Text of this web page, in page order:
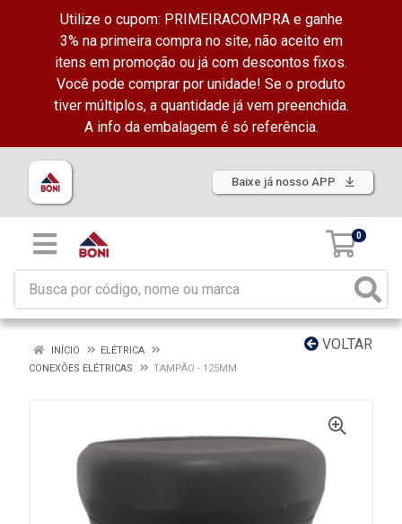
Utilize o cupom: PRIMEIRACOMPRA e ganhe
3% na primeira compra no site, não aceito em
itens em promoção ou já com descontos fixos.
Você pode comprar por unidade! Se o produto
tiver múltiplos, a quantidade já vem preenchida.
A info da embalagem é só referência.
Baixe já nosso APP
0
VOLTAR
INÍCIO
ELÉTRICA
CONEXÕES ELÉTRICAS
TAMPÃO - 125MM